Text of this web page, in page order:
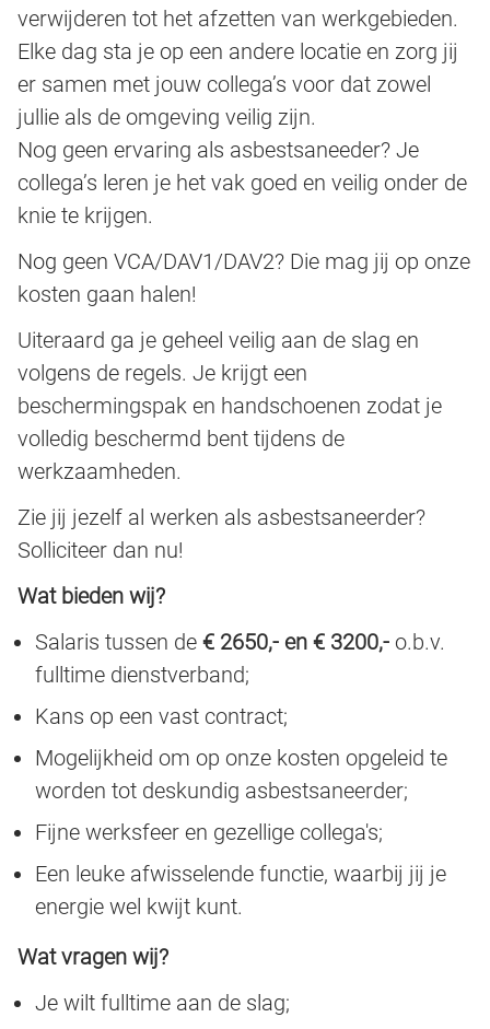
verwijderen tot het afzetten van werkgebieden.
Elke dag sta je op een andere locatie en zorg jij
er samen met jouw collega’s voor dat zowel
jullie als de omgeving veilig zijn.
Nog geen ervaring als asbestsaneeder? Je
collega’s leren je het vak goed en veilig onder de
knie te krijgen.
Nog geen VCA/DAV1/DAV2? Die mag jij op onze
kosten gaan halen!
Uiteraard ga je geheel veilig aan de slag en
volgens de regels. Je krijgt een
beschermingspak en handschoenen zodat je
volledig beschermd bent tijdens de
werkzaamheden.
Zie jij jezelf al werken als asbestsaneerder?
Solliciteer dan nu!
Wat bieden wij?
Salaris tussen de € 2650,- en € 3200,- o.b.v.
fulltime dienstverband;
Kans op een vast contract;
Mogelijkheid om op onze kosten opgeleid te
worden tot deskundig asbestsaneerder;
Fijne werksfeer en gezellige collega's;
Een leuke afwisselende functie, waarbij jij je
energie wel kwijt kunt.
Wat vragen wij?
Je wilt fulltime aan de slag;